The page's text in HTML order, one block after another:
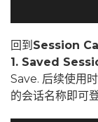
回到 Session
1. Saved
Save. 后续使用
的会话名称即可